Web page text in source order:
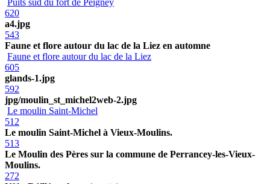
620
a4.jpg
543
Faune et flore autour du lac de la Liez en automne
Faune et flore autour du lac de la Liez
605
glands-1.jpg
592
jpg/moulin_st_michel2web-2.jpg
Le moulin Saint-Michel
512
Le moulin Saint-Michel à Vieux-Moulins.
513
Le Moulin des Pères sur la commune de Perrancey-les-Vieux-
Moulins.
272